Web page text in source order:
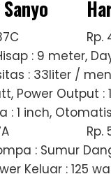
Rp.
: 9 meter,
: 33liter /
Power Output :
: 1 inch,
Rp.
: Sumur
Keluar : 125